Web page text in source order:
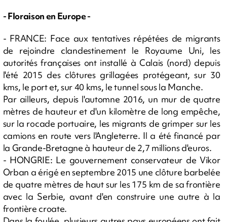
- Floraison en Europe -
- FRANCE: Face aux tentatives répétées de migrants
de rejoindre clandestinement le Royaume Uni, les
autorités françaises ont installé à Calais (nord) depuis
l'été 2015 des clôtures grillagées protégeant, sur 30
kms, le port et, sur 40 kms, le tunnel sous la Manche.
Par ailleurs, depuis l'automne 2016, un mur de quatre
mètres de hauteur et d'un kilomètre de long empêche,
sur la rocade portuaire, les migrants de grimper sur les
camions en route vers l'Angleterre. Il a été financé par
la Grande-Bretagne à hauteur de 2,7 millions d'euros.
- HONGRIE: Le gouvernement conservateur de Vikor
Orban a érigé en septembre 2015 une clôture barbelée
de quatre mètres de haut sur les 175 km de sa frontière
avec la Serbie, avant d'en construire une autre à la
frontière croate.